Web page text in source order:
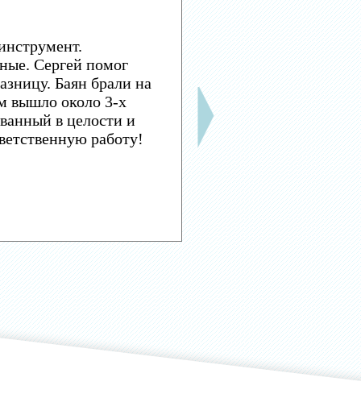
Сергей помог
Баян брали на
вышло около 3-х
в целости и
работу!